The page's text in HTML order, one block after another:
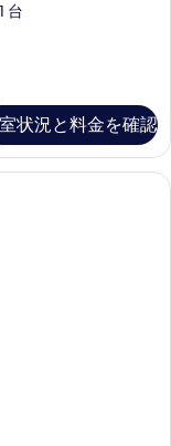
台
状況と料金を確認